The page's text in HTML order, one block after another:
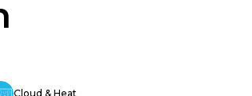
Cloud & Heat